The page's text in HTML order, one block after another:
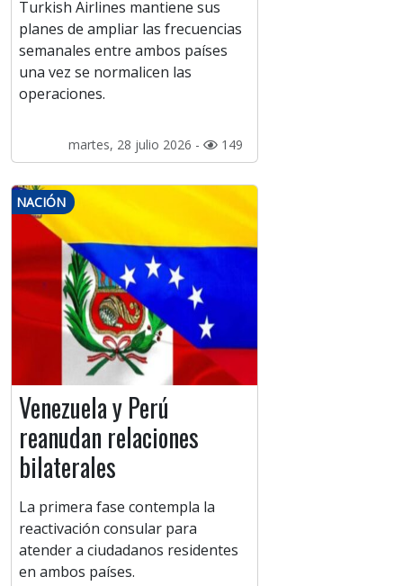
Turkish Airlines mantiene sus
planes de ampliar las frecuencias
semanales entre ambos países
una vez se normalicen las
operaciones.
martes, 28 julio 2026 - 149
NACIÓN
Venezuela y Perú
reanudan relaciones
bilaterales
La primera fase contempla la
reactivación consular para
atender a ciudadanos residentes
en ambos países.